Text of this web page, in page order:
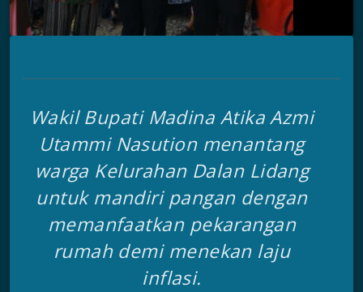
Wakil Bupati Madina Atika Azmi
Utammi Nasution menantang
warga Kelurahan Dalan Lidang
untuk mandiri pangan dengan
memanfaatkan pekarangan
rumah demi menekan laju
inflasi.